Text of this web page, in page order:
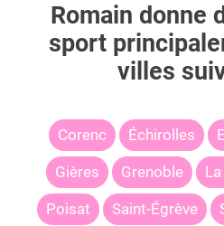
Romain donne
sport
villes
Corenc Échirolles
Gières Grenoble
Poisat Saint-Égrève